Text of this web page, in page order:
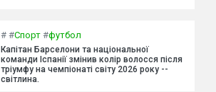
# #Спорт #футбол
Капітан Барселони та національної
команди Іспанії змінив колір волосся після
тріумфу на чемпіонаті світу 2026 року --
світлина.